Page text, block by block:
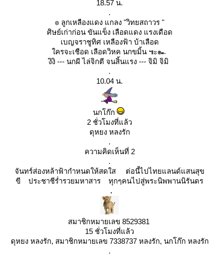
18.57 น.
.
๏ ลูกเหลืองแดง แกลง "วิทยสถาวร "
ศิษย์เก่าก่อน ขันแข็ง เลือดแดง แรงเดือด
เบญจราชูทิศ เหลืองฟ้า บ้าเลือด
ครจะเชือด เลือดวิหค นกขมิ้น ๚ะ๛
งิงิ --- นกผี ไล่จิกตี จนสิ้นแรง --- จิมิ จิมิ
.
10.04 น.
นกโก๊ก
2 ชั่วโมงที่แล้ว
ดุหยง หลงรัก
.
ความคิดเห็นที่ 2
.
จันทร์ส่องหล้าฟ้ากำหนดให้สดใส ต่อนี้ไปไทยแลนด์แสนสุข
ขี ประชาชีร่ำรวยมหาสาร ทุกๆคนไปสู่พระนิพพานนิรันดร
.
สมาชิกหมายเลข 8529381
15 ชั่วโมงที่แล้ว
ดุหยง หลงรัก, สมาชิกหมายเลข 7338737 หลงรัก, นกโก๊ก หลงรัก
.